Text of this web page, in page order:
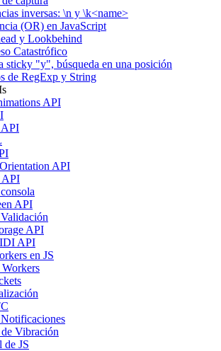
inversas: \n y \k<name>
(OR) en JavaScript
y Lookbehind
Catastrófico
sticky "y", búsqueda en una posición
de RegExp y String
API
API
API
API
API
API
API
en JS
Workers
Vibración
JS